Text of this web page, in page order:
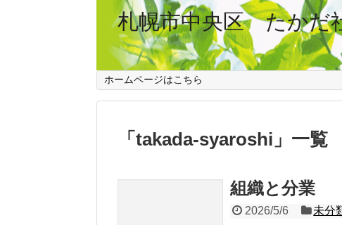
札幌市中央区 たかだ
ホームページはこちら
「 takada-syaroshi 」 一覧
組織と分業
2026/5/6
未分